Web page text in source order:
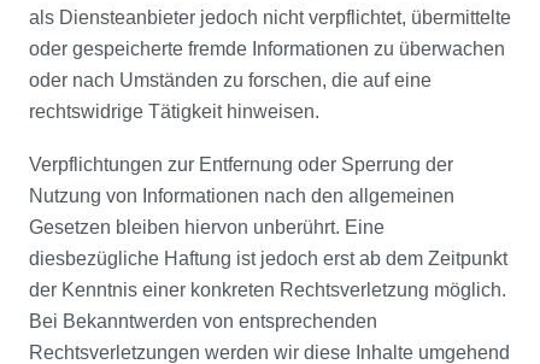
als Diensteanbieter jedoch nicht verpflichtet, übermittelte
oder gespeicherte fremde Informationen zu überwachen
oder nach Umständen zu forschen, die auf eine
rechtswidrige Tätigkeit hinweisen.
Verpflichtungen zur Entfernung oder Sperrung der
Nutzung von Informationen nach den allgemeinen
Gesetzen bleiben hiervon unberührt. Eine
diesbezügliche Haftung ist jedoch erst ab dem Zeitpunkt
der Kenntnis einer konkreten Rechtsverletzung möglich.
Bei Bekanntwerden von entsprechenden
Rechtsverletzungen werden wir diese Inhalte umgehend